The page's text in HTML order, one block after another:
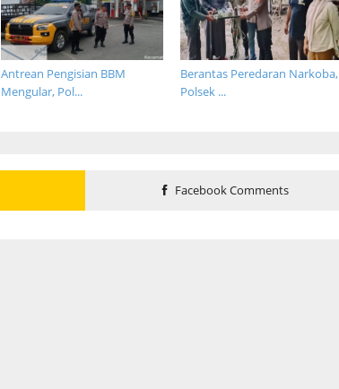
Berantas Peredaran Narkoba,
Polsek ...
Antrean Pengisian BBM
Mengular, Pol...
Facebook Comments